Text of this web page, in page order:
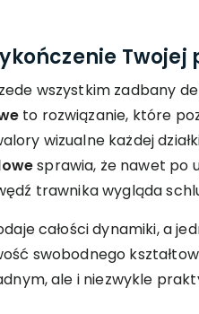
Twojej
wszystkim zadbany
to rozwiązanie, które
wizualne każdej
sprawia, że nawet po
trawnika wygląda
całości dynamiki, a
swobodnego
ale i niezwykle